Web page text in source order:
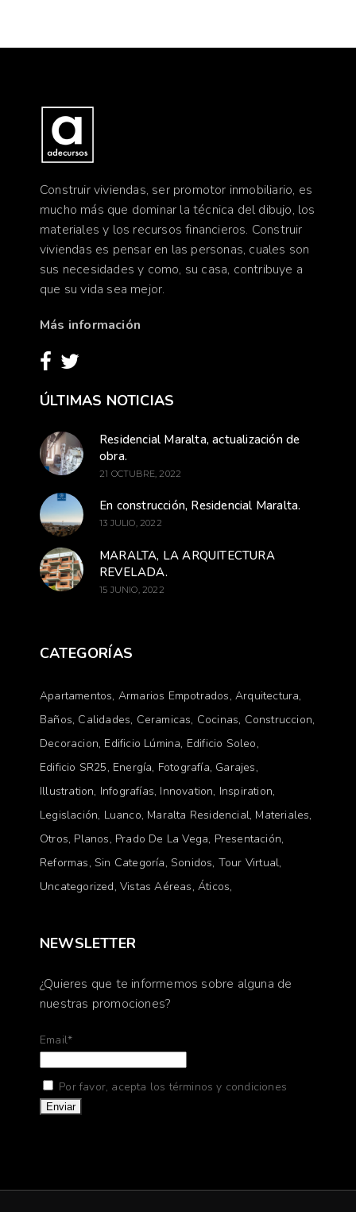
Construir viviendas, ser promotor inmobiliario, es
mucho más que dominar la técnica del dibujo, los
materiales y los recursos financieros. Construir
viviendas es pensar en las personas, cuales son
sus necesidades y como, su casa, contribuye a
que su vida sea mejor.
Más información
ÚLTIMAS NOTICIAS
Residencial Maralta, actualización de
obra.
21 OCTUBRE, 2022
En construcción, Residencial Maralta.
13 JULIO, 2022
MARALTA, LA ARQUITECTURA
REVELADA.
15 JUNIO, 2022
CATEGORÍAS
Apartamentos Armarios Empotrados Arquitectura
Baños Calidades Ceramicas Cocinas Construccion
Decoracion Edificio Lúmina Edificio Soleo
Edificio SR25 Energía Fotografía Garajes
Illustration Infografías Innovation Inspiration
Legislación Luanco Maralta Residencial Materiales
Otros Planos Prado De La Vega Presentación
Reformas Sin Categoría Sonidos Tour Virtual
Uncategorized Vistas Aéreas Áticos
NEWSLETTER
¿Quieres que te informemos sobre alguna de
nuestras promociones?
Email*
Por favor, acepta los términos y condiciones